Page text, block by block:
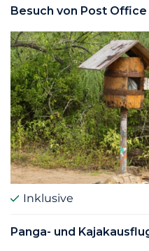
Besuch von Post Office
Inklusive
Panga- und